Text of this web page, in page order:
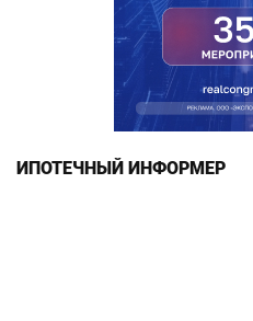
ИПОТЕЧНЫЙ ИНФОРМЕР